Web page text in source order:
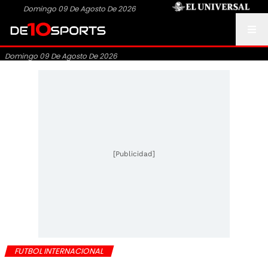
Domingo 09 De Agosto De 2026
Domingo 09 De Agosto De 2026
[Publicidad]
FUTBOL INTERNACIONAL